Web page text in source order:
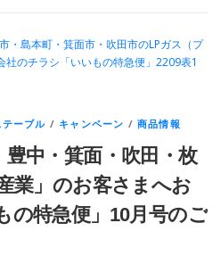
テーブル / キャンペーン /商品情報
中・箕面・吹田・枚
業」のお客さまへお
の特急便」10月号のご